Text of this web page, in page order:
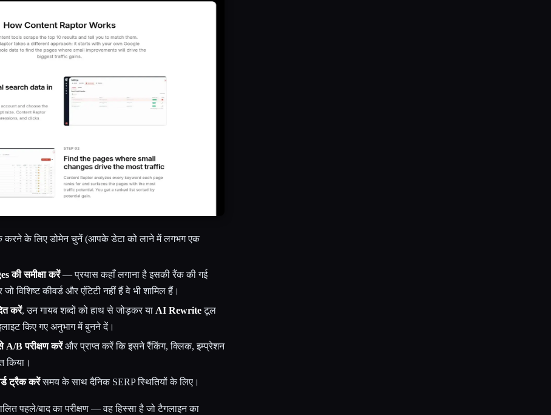
के लिए डोमेन चुनें (आपके डेटा को लाने में लगभग एक
की समीक्षा करें— प्रयास कहाँ लगाना है इसकी रैंक की गई
विशिष्ट कीवर्ड और एंटिटी नहीं हैं वे भी शामिल हैं।
करें, उन गायब शब्दों को हाथ से जोड़कर या AI Rewriteटूल
किए गए अनुभाग में बुनने दें।
A/B परीक्षण करेंऔर प्राप्त करें कि इसने रैंकिंग, क्लिक, इम्प्रेशन
किया।
ट्रैक करेंसमय के साथ दैनिक SERP स्थितियों के लिए।
पहले/बाद का परीक्षण — वह हिस्सा है जो टैगलाइन का